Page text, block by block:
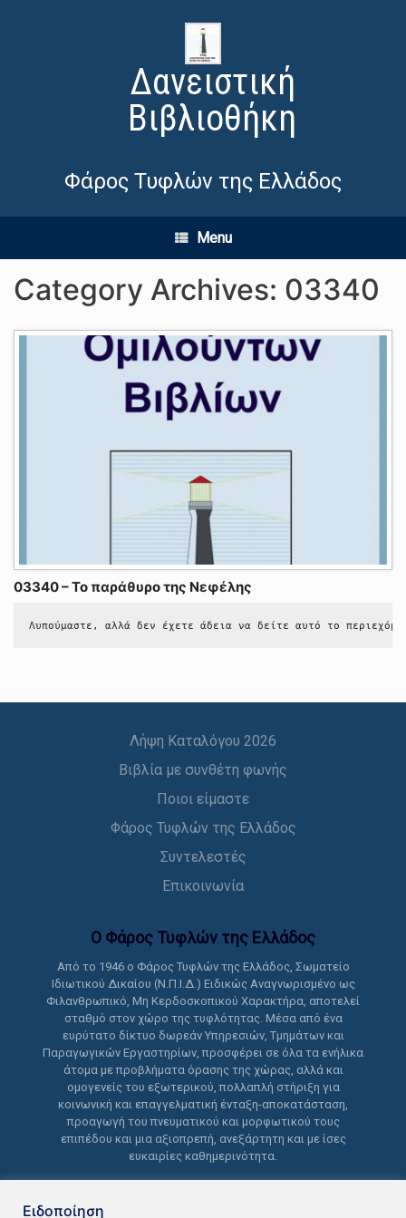
Δανειστική
Βιβλιοθήκη
Φάρος Τυφλών της Ελλάδος
Menu
Category Archives: 03340
03340 – Το παράθυρο της Νεφέλης
Λυπούμαστε, αλλά δεν έχετε άδεια να δείτε αυτό το
Λήψη Καταλόγου 2026
Βιβλία με συνθέτη φωνής
Ποιοι είμαστε
Φάρος Τυφλών της Ελλάδος
Συντελεστές
Επικοινωνία
Ο Φάρος Τυφλών της Ελλάδoς
Από το 1946 ο Φάρος Τυφλών της Ελλάδος, Σωματείο
Ιδιωτικού Δικαίου (Ν.Π.Ι.Δ.) Ειδικώς Αναγνωρισμένο ως
Φιλανθρωπικό, Μη Κερδοσκοπικού Χαρακτήρα, αποτελεί
σταθμό στον χώρο της τυφλότητας. Μέσα από ένα
ευρύτατο δίκτυο δωρεάν Υπηρεσιών, Τμημάτων και
Παραγωγικών Εργαστηρίων, προσφέρει σε όλα τα ενήλικα
άτομα με προβλήματα όρασης της χώρας, αλλά και
ομογενείς του εξωτερικού, πολλαπλή στήριξη για
κοινωνική και επαγγελματική ένταξη-αποκατάσταση,
προαγωγή του πνευματικού και μορφωτικού τους
επιπέδου και μια αξιοπρεπή, ανεξάρτητη και με ίσες
ευκαιρίες καθημερινότητα.
Ειδοποίηση